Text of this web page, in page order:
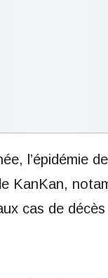
l’épidémie
KanKan,
cas de